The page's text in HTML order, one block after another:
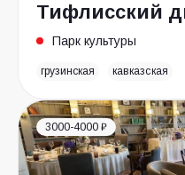
Тифлисский
Парк культуры
грузинская кавказская
3000-4000 ₽